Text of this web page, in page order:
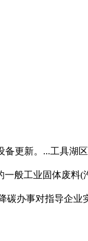
更新。...工具湖
般工业固体废料
办事对指导企